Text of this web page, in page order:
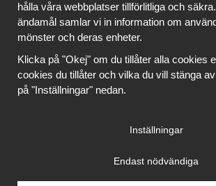
Bli medlem
Copyright © 2026, Marks &
hålla våra webbplatser tillförlitliga och
ändamål samlar vi in information om
mönster och deras enheter.
Klicka på "Okej" om du tillåter alla cookies
cookies du tillåter och vilka du vill stänga
på "Inställningar" nedan.
Inställningar
Endast nödvändiga